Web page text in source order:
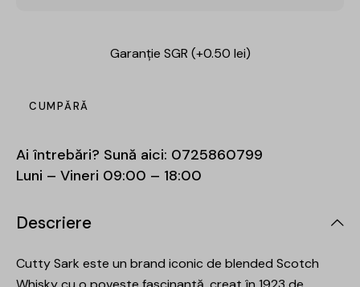
Garanție SGR (+0.50 lei)
CUMPĂRĂ
Ai întrebări? Sună aici: 0725860799
Luni – Vineri 09:00 – 18:00
Descriere
Cutty Sark este un brand iconic de blended Scotch